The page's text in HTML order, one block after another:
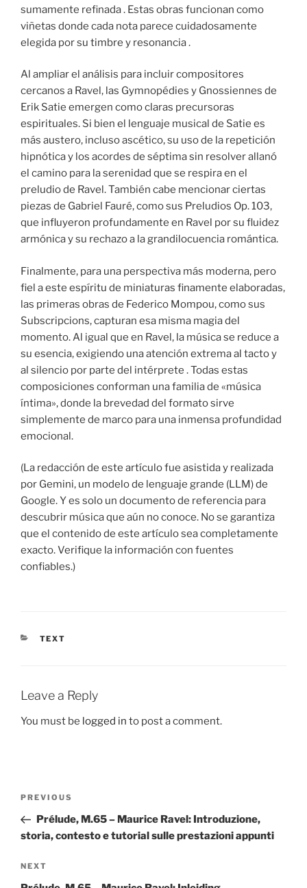
sumamente refinada . Estas obras funcionan como
viñetas donde cada nota parece cuidadosamente
elegida por su timbre y resonancia .
Al ampliar el análisis para incluir compositores
cercanos a Ravel, las Gymnopédies y Gnossiennes de
Erik Satie emergen como claras precursoras
espirituales. Si bien el lenguaje musical de Satie es
más austero, incluso ascético, su uso de la repetición
hipnótica y los acordes de séptima sin resolver allanó
el camino para la serenidad que se respira en el
preludio de Ravel. También cabe mencionar ciertas
piezas de Gabriel Fauré, como sus Preludios Op. 103,
que influyeron profundamente en Ravel por su fluidez
armónica y su rechazo a la grandilocuencia romántica.
Finalmente, para una perspectiva más moderna, pero
fiel a este espíritu de miniaturas finamente elaboradas,
las primeras obras de Federico Mompou, como sus
Subscripcions, capturan esa misma magia del
momento. Al igual que en Ravel, la música se reduce a
su esencia, exigiendo una atención extrema al tacto y
al silencio por parte del intérprete . Todas estas
composiciones conforman una familia de «música
íntima», donde la brevedad del formato sirve
simplemente de marco para una inmensa profundidad
emocional.
(La redacción de este artículo fue asistida y realizada
por Gemini, un modelo de lenguaje grande (LLM) de
Google. Y es solo un documento de referencia para
descubrir música que aún no conoce. No se garantiza
que el contenido de este artículo sea completamente
exacto. Verifique la información con fuentes
confiables.)
CATEGORIES
TEXT
Leave a Reply
You must be logged in to post a comment.
Previous
Post
PREVIOUS
Prélude, M.65 – Maurice Ravel: Introduzione,
storia, contesto e tutorial sulle prestazioni appunti
Next
Post
NEXT